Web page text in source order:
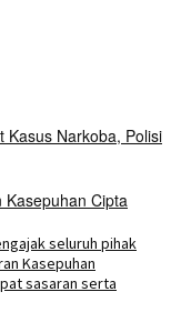
Kasus Narkoba, Polisi
Kasepuhan Cipta